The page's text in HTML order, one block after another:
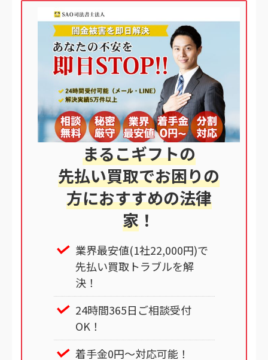
まるこギフトの
先払い買取でお困りの
方におすすめの法律
家 ！
業界最安値(1社22,000円)で
先払い買取トラブルを解
決！
24時間365日ご相談受付
OK！
着手金0円～対応可能！